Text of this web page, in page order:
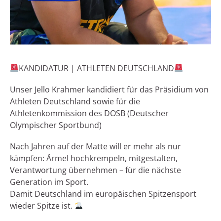
KANDIDATUR | ATHLETEN DEUTSCHLAND
Unser Jello Krahmer kandidiert für das Präsidium von
Athleten Deutschland sowie für die
Athletenkommission des DOSB (Deutscher
Olympischer Sportbund)
Nach Jahren auf der Matte will er mehr als nur
kämpfen: Ärmel hochkrempeln, mitgestalten,
Verantwortung übernehmen – für die nächste
Generation im Sport.
Damit Deutschland im europäischen Spitzensport
wieder Spitze ist.